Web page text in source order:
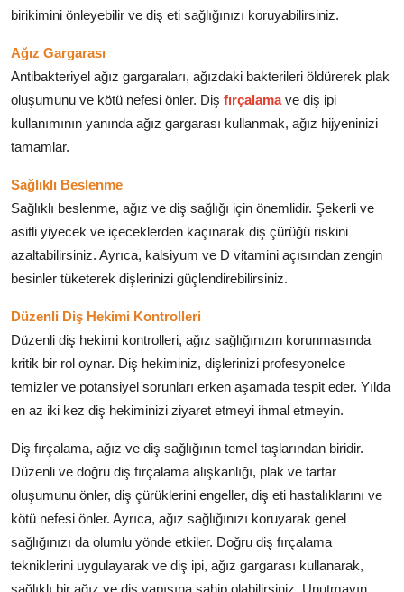
birikimini önleyebilir ve diş eti sağlığınızı koruyabilirsiniz.
Ağız Gargarası
Antibakteriyel ağız gargaraları, ağızdaki bakterileri öldürerek plak
oluşumunu ve kötü nefesi önler. Diş fırçalamave diş ipi
kullanımının yanında ağız gargarası kullanmak, ağız hijyeninizi
tamamlar.
Sağlıklı Beslenme
Sağlıklı beslenme, ağız ve diş sağlığı için önemlidir. Şekerli ve
asitli yiyecek ve içeceklerden kaçınarak diş çürüğü riskini
azaltabilirsiniz. Ayrıca, kalsiyum ve D vitamini açısından zengin
besinler tüketerek dişlerinizi güçlendirebilirsiniz.
Düzenli Diş Hekimi Kontrolleri
Düzenli diş hekimi kontrolleri, ağız sağlığınızın korunmasında
kritik bir rol oynar. Diş hekiminiz, dişlerinizi profesyonelce
temizler ve potansiyel sorunları erken aşamada tespit eder. Yılda
en az iki kez diş hekiminizi ziyaret etmeyi ihmal etmeyin.
Diş fırçalama, ağız ve diş sağlığının temel taşlarından biridir.
Düzenli ve doğru diş fırçalama alışkanlığı, plak ve tartar
oluşumunu önler, diş çürüklerini engeller, diş eti hastalıklarını ve
kötü nefesi önler. Ayrıca, ağız sağlığınızı koruyarak genel
sağlığınızı da olumlu yönde etkiler. Doğru diş fırçalama
tekniklerini uygulayarak ve diş ipi, ağız gargarası kullanarak,
sağlıklı bir ağız ve diş yapısına sahip olabilirsiniz. Unutmayın,